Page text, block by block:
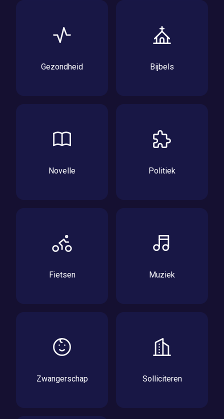
Gezondheid Bijbels
Novelle Politiek
Fietsen Muziek
Zwangerschap Solliciteren